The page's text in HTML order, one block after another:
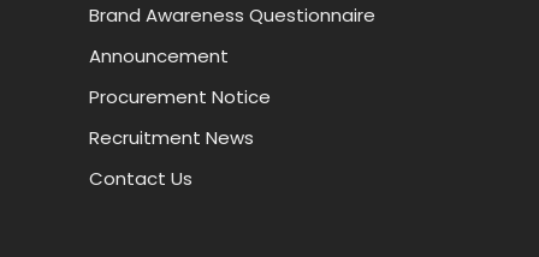
Brand Awareness Questionnaire
Announcement
Procurement Notice
Recruitment News
Contact Us